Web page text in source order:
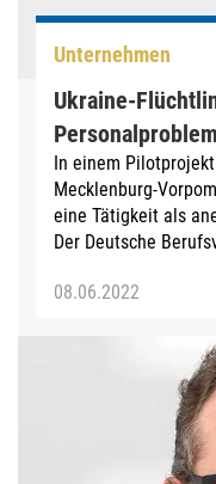
Unternehmen
Ukraine-
In einem
Mecklenburg-
eine Tätigkeit als
Der Deutsche
08.06.2022